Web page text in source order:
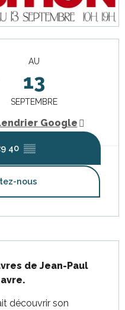
AU
13
SEPTEMBRE
Google
40 ▒▒
nous
de Jean-Paul
découvrir son